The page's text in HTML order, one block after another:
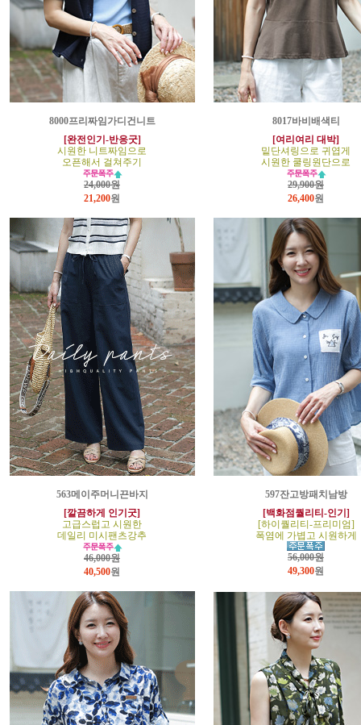
8000프리짜임가디건니트
[완전인기-반응굿]
시원한 니트짜임으로
오픈해서 걸쳐주기
24,000원
21,200원
8017바비배색티
[여리여리 대박]
밑단셔링으로 귀엽게
시원한 쿨링원단으로
29,900원
26,400원
563메이주머니끈바지
[깔끔하게 인기굿]
고급스럽고 시원한
데일리 미시팬츠강추
46,000원
40,500원
597잔고방패치남방
[백화점퀄리티-인기]
[하이퀄리티-프리미엄]
폭염에 가볍고 시원하게
56,000원
49,300원